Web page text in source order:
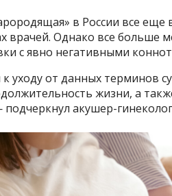
в России все еще
врачей. Однако все больше
с явно негативными
уходу от данных терминов
жизни, а
акушер-